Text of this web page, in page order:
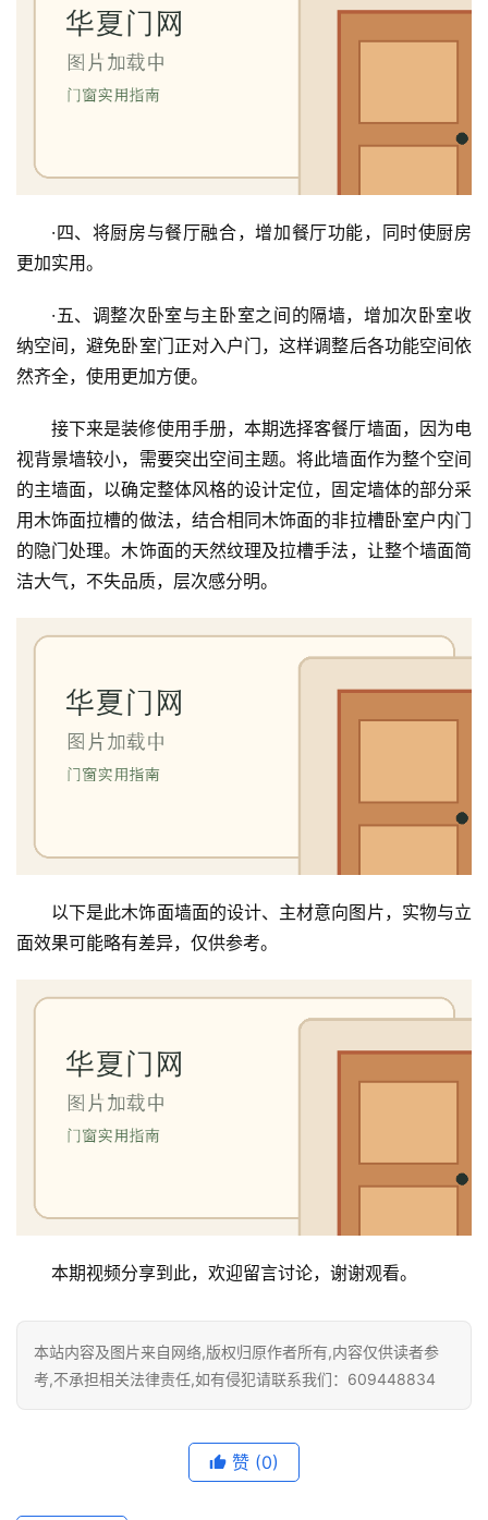
门
门
卫
生
间
门
庭
安
·四、将厨房与餐厅融合，增加餐厅功能，同时使厨房
更加实用。
·五、调整次卧室与主卧室之间的隔墙，增加次卧室收
纳空间，避免卧室门正对入户门，这样调整后各功能空间依
然齐全，使用更加方便。
接下来是装修使用手册，本期选择客餐厅墙面，因为电
视背景墙较小，需要突出空间主题。将此墙面作为整个空间
的主墙面，以确定整体风格的设计定位，固定墙体的部分采
用木饰面拉槽的做法，结合相同木饰面的非拉槽卧室户内门
的隐门处理。木饰面的天然纹理及拉槽手法，让整个墙面简
洁大气，不失品质，层次感分明。
以下是此木饰面墙面的设计、主材意向图片，实物与立
面效果可能略有差异，仅供参考。
本期视频分享到此，欢迎留言讨论，谢谢观看。
本站内容及图片来自网络,版权归原作者所有,内容仅供读者参
考,不承担相关法律责任,如有侵犯请联系我们：609448834
赞 (0)